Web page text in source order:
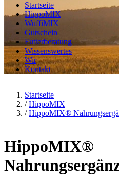
Startseite
HippoMIX
WuffiMIX
Gutschein
Futterberatung
Wissenswertes
Wir
Kontakt
Startseite
/ HippoMIX
/ HippoMIX®
HippoMIX®